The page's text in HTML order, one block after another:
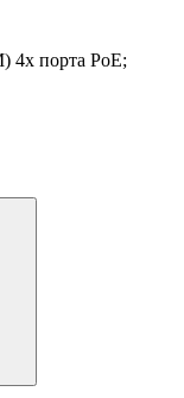
4х порта PoE;